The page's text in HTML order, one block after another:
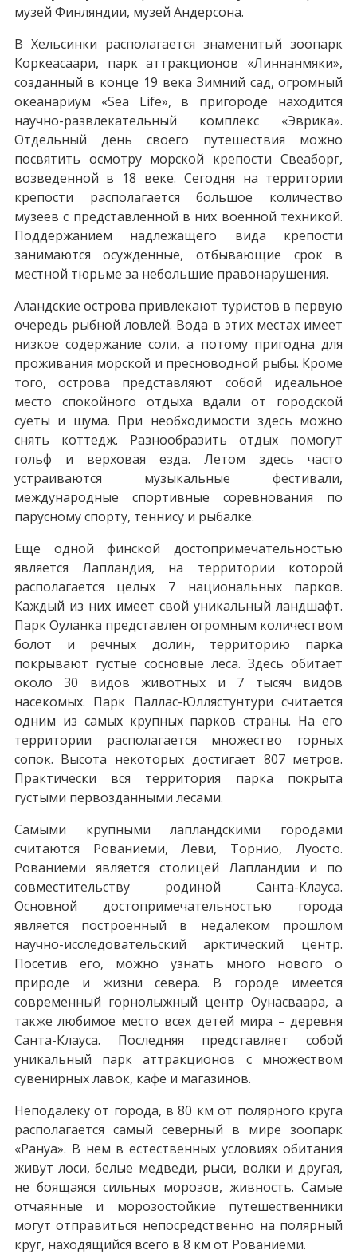
музей Финляндии, музей Андерсона.
В Хельсинки располагается знаменитый зоопарк
Коркеасаари, парк аттракционов «Линнанмяки»,
созданный в конце 19 века Зимний сад, огромный
океанариум «Sea Life», в пригороде находится
научно-развлекательный комплекс «Эврика».
Отдельный день своего путешествия можно
посвятить осмотру морской крепости Свеаборг,
возведенной в 18 веке. Сегодня на территории
крепости располагается большое количество
музеев с представленной в них военной техникой.
Поддержанием надлежащего вида крепости
занимаются осужденные, отбывающие срок в
местной тюрьме за небольшие правонарушения.
Аландские острова привлекают туристов в первую
очередь рыбной ловлей. Вода в этих местах имеет
низкое содержание соли, а потому пригодна для
проживания морской и пресноводной рыбы. Кроме
того, острова представляют собой идеальное
место спокойного отдыха вдали от городской
суеты и шума. При необходимости здесь можно
снять коттедж. Разнообразить отдых помогут
гольф и верховая езда. Летом здесь часто
устраиваются музыкальные фестивали,
международные спортивные соревнования по
парусному спорту, теннису и рыбалке.
Еще одной финской достопримечательностью
является Лапландия, на территории которой
располагается целых 7 национальных парков.
Каждый из них имеет свой уникальный ландшафт.
Парк Оуланка представлен огромным количеством
болот и речных долин, территорию парка
покрывают густые сосновые леса. Здесь обитает
около 30 видов животных и 7 тысяч видов
насекомых. Парк Паллас-Юллястунтури считается
одним из самых крупных парков страны. На его
территории располагается множество горных
сопок. Высота некоторых достигает 807 метров.
Практически вся территория парка покрыта
густыми первозданными лесами.
Самыми крупными лапландскими городами
считаются Рованиеми, Леви, Торнио, Луосто.
Рованиеми является столицей Лапландии и по
совместительству родиной Санта-Клауса.
Основной достопримечательностью города
является построенный в недалеком прошлом
научно-исследовательский арктический центр.
Посетив его, можно узнать много нового о
природе и жизни севера. В городе имеется
современный горнолыжный центр Оунасваара, а
также любимое место всех детей мира – деревня
Санта-Клауса. Последняя представляет собой
уникальный парк аттракционов с множеством
сувенирных лавок, кафе и магазинов.
Неподалеку от города, в 80 км от полярного круга
располагается самый северный в мире зоопарк
«Рануа». В нем в естественных условиях обитания
живут лоси, белые медведи, рыси, волки и другая,
не боящаяся сильных морозов, живность. Самые
отчаянные и морозостойкие путешественники
могут отправиться непосредственно на полярный
круг, находящийся всего в 8 км от Рованиеми.